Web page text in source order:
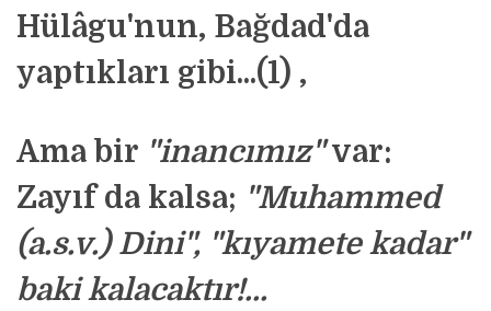
Hülâgu'nun, Bağdad'da
yaptıkları gibi...(1) ,
Ama bir "inancımız"var:
Zayıf da kalsa; "Muhammed
(a.s.v.) Dini", "kıyamete kadar"
baki kalacaktır!...